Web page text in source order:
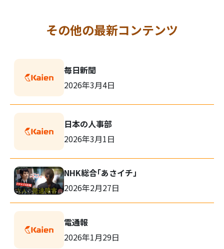
その他の最新コンテンツ
毎日新聞
2026年3月4日
日本の人事部
2026年3月1日
NHK総合「あさイチ」
2026年2月27日
電通報
2026年1月29日